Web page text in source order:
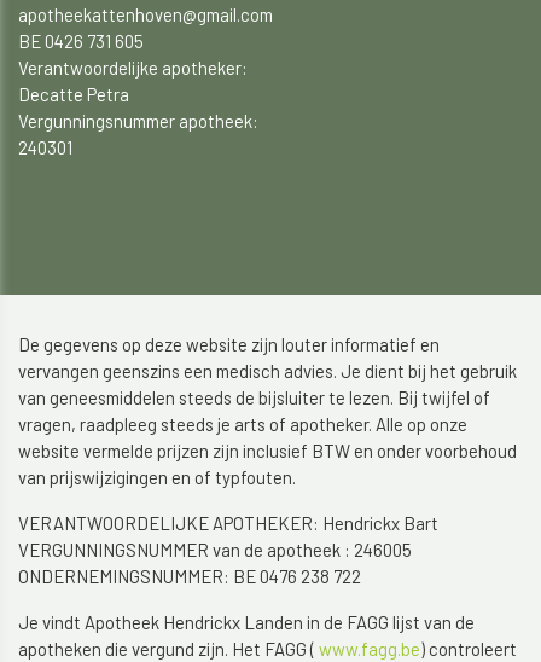
apotheekattenhoven@gmail.com
BE 0426 731 605
Verantwoordelijke apotheker:
Decatte Petra
Vergunningsnummer apotheek:
240301​​​​​​​
De gegevens op deze website zijn louter informatief en
vervangen geenszins een medisch advies. Je dient bij het gebruik
van geneesmiddelen steeds de bijsluiter te lezen. Bij twijfel of
vragen, raadpleeg steeds je arts of apotheker. Alle op onze
website vermelde prijzen zijn inclusief BTW en onder voorbehoud
van prijswijzigingen en of typfouten.
VERANTWOORDELIJKE APOTHEKER: Hendrickx Bart
VERGUNNINGSNUMMER van de apotheek : 246005
ONDERNEMINGSNUMMER: BE 0476 238 722
Je vindt Apotheek Hendrickx Landen in de FAGG lijst van de
apotheken die vergund zijn. Het FAGG ( www.fagg.be) controleert